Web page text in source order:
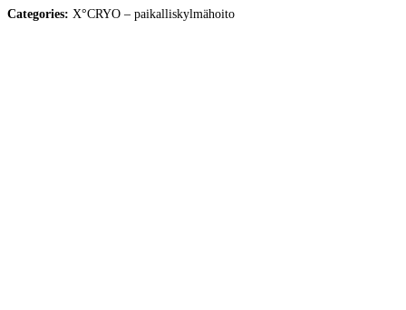
Categories: X°CRYO – paikalliskylmähoito